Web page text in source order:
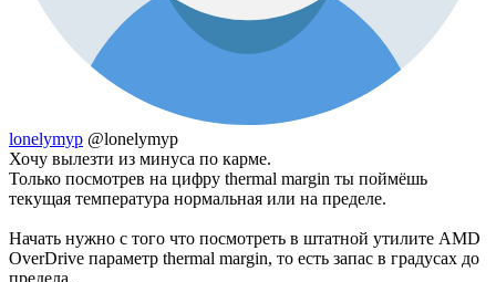
lonelymyp @lonelymyp
Хочу вылезти из минуса по карме.
Только посмотрев на цифру thermal margin ты поймёшь
текущая температура нормальная или на пределе.
Начать нужно с того что посмотреть в штатной утилите AMD
OverDrive параметр thermal margin, то есть запас в градусах до